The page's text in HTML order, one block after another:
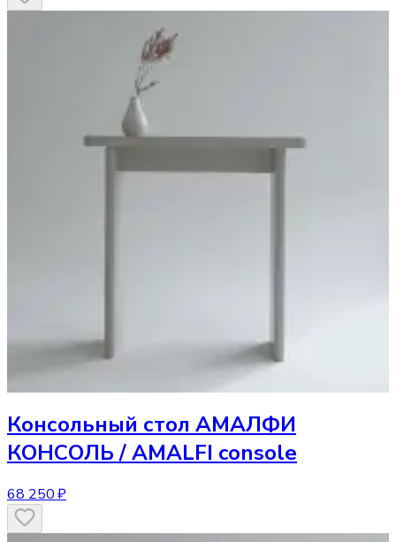
Консольный стол АМАЛФИ
КОНСОЛЬ / AMALFI console
68 250 ₽